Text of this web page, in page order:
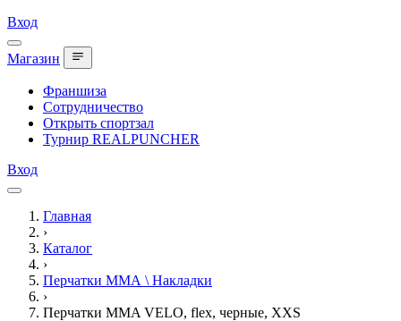
Вход
Магазин
Франшиза
Сотрудничество
Открыть спортзал
Турнир REALPUNCHER
Вход
Главная
›
Каталог
›
Перчатки ММА \ Накладки
›
Перчатки MMA VELO, flex, черные, XXS